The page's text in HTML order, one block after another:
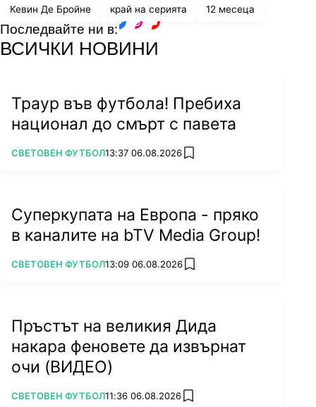
Кевин Де Бройне край на серията 12 месеца
Последвайте ни в:
ВСИЧКИ НОВИНИ
Траур във футбола! Пребиха
национал до смърт с павета
ПОВЕЧЕ ОТ
СВЕТОВЕН ФУТБОЛ13:37 06.08.2026 add favorites
Суперкупата на Европа - пряко
в каналите на bTV Media Group!
ПОВЕЧЕ ОТ
СВЕТОВЕН ФУТБОЛ13:09 06.08.2026 add favorites
Пръстът на великия Дида
накара феновете да извърнат
очи (ВИДЕО)
ПОВЕЧЕ ОТ
СВЕТОВЕН ФУТБОЛ11:36 06.08.2026 add favorites